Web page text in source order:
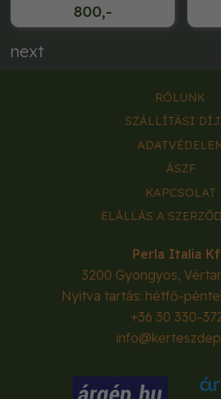
800,-
next
RÓLUNK
SZÁLLÍTÁSI
ÁSZF
KAPCSOLAT
ELÁLLÁS A
Perla Italia
3200 Gyöngyös,
Nyitva tartás: hétfő-
+36 30 330-